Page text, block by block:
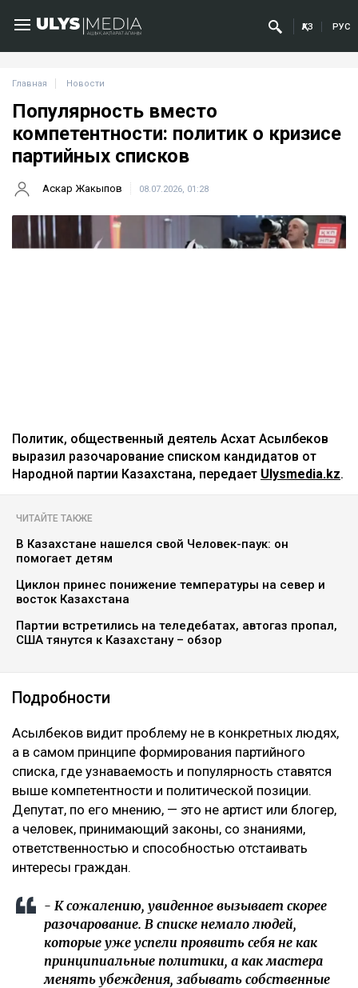
ҚАЗ РУС
Главная Новости
Популярность вместо
компетентности: политик о кризисе
партийных списков
Аскар Жакыпов 08.07.2026, 01:28
Политик, общественный деятель Асхат Асылбеков
выразил разочарование списком кандидатов от
Народной партии Казахстана, передает Ulysmedia.kz.
ЧИТАЙТЕ ТАКЖЕ
В Казахстане нашелся свой Человек-паук: он
помогает детям
Циклон принес понижение температуры на север и
восток Казахстана
Партии встретились на теледебатах, автогаз пропал,
США тянутся к Казахстану – обзор
Подробности
Асылбеков видит проблему не в конкретных людях,
а в самом принципе формирования партийного
списка, где узнаваемость и популярность ставятся
выше компетентности и политической позиции.
Депутат, по его мнению, — это не артист или блогер,
а человек, принимающий законы, со знаниями,
ответственностью и способностью отстаивать
интересы граждан.
- К сожалению, увиденное вызывает скорее
разочарование. В списке немало людей,
которые уже успели проявить себя не как
принципиальные политики, а как мастера
менять убеждения, забывать собственные